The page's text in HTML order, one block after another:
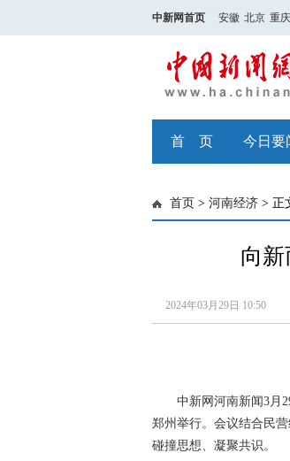
中新网首页 安徽 北京 重庆
首 页 今日要
首页 > 河南经济 > 正
向
2024年03月29日 10:50
中新网河南新闻3月29
郑州举行。会议结合民
碰撞思想、凝聚共识。